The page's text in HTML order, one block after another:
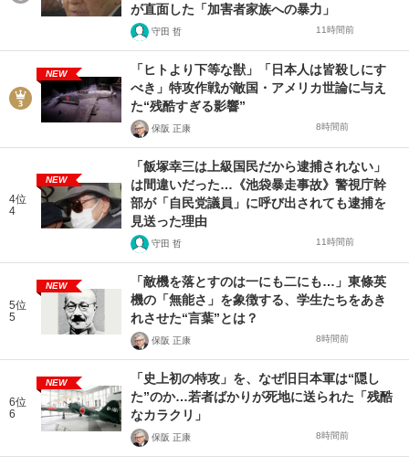
が直面した「加害者家族への暴力」
守田 哲 11時間前
NEW
「ヒトより下等な獣」「日本人は皆殺しにす
べき」特攻作戦が敵国・アメリカ世論に与え
た“残酷すぎる影響”
保阪 正康 8時間前
4位
4
NEW
「飯塚幸三は上級国民だから逮捕されない」
は間違いだった…《池袋暴走事故》警視庁幹
部が「自民党議員」に呼び出されても逮捕を
見送った理由
守田 哲 11時間前
5位
5
NEW
「敵機を落とすのは一にも二にも…」東條英
機の「無能さ」を象徴する、学生たちをあき
れさせた“言葉”とは？
保阪 正康 8時間前
6位
6
NEW
「史上初の特攻」を、なぜ旧日本軍は“隠し
た”のか…若者ばかりが死地に送られた「残酷
なカラクリ」
保阪 正康 8時間前